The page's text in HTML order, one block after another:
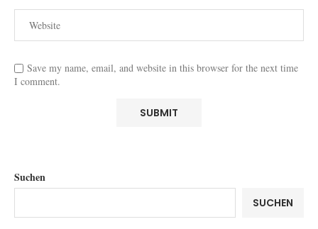
Save my name, email, and website in this browser for the next time
I comment.
Suchen
SUCHEN